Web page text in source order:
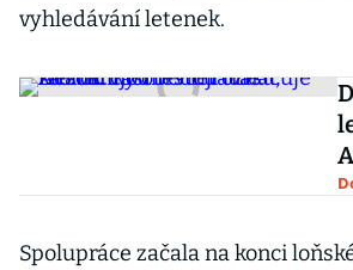
vyhledávání letenek.
Spolupráce začala na konci